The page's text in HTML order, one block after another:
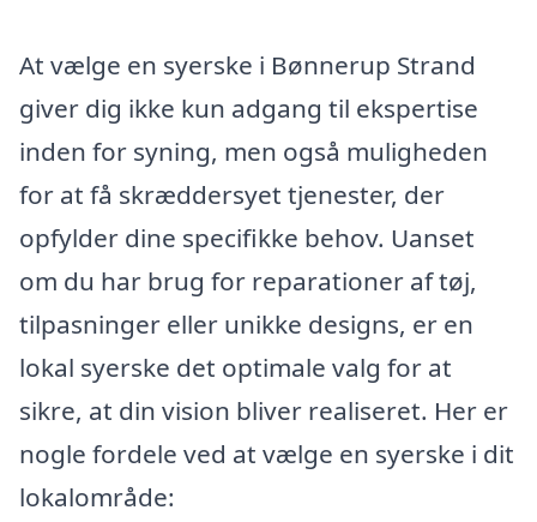
At vælge en syerske i Bønnerup Strand
giver dig ikke kun adgang til ekspertise
inden for syning, men også muligheden
for at få skræddersyet tjenester, der
opfylder dine specifikke behov. Uanset
om du har brug for reparationer af tøj,
tilpasninger eller unikke designs, er en
lokal syerske det optimale valg for at
sikre, at din vision bliver realiseret. Her er
nogle fordele ved at vælge en syerske i dit
lokalområde: